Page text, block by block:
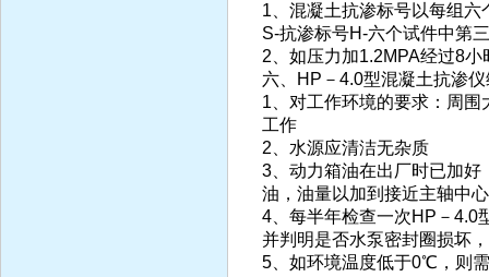
1、混凝土抗渗标号以每组
S-抗渗标号H-六个试件中第
2、如压力加1.2MPA经过8
六、HP－4.0型混凝土抗渗
1、对工作环境的要求：周
工作
2、水源应清洁无杂质
3、动力箱油在出厂时已加
油，油量以加到接近主轴中
4、每半年检查一次HP－4.0
并判明是否水泵密封圈损坏
5、如环境温度低于0℃，则